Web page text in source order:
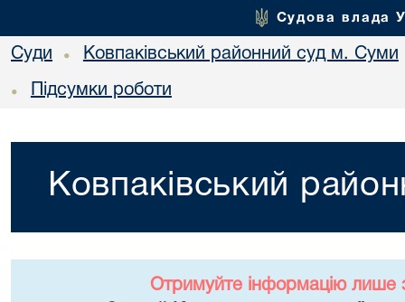
Судова влада
Суди • Ковпаківський районний суд м. Суми
• Підсумки роботи
Ковпаківський
Отримуйте інформацію лише